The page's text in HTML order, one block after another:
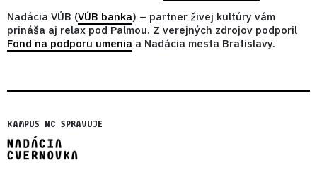
Nadácia VÚB (VÚB banka) – partner živej kultúry vám
prináša aj relax pod Palmou. Z verejných zdrojov podporil
Fond na podporu umenia a Nadácia mesta Bratislavy.
KAMPUS NC SPRAVUJE